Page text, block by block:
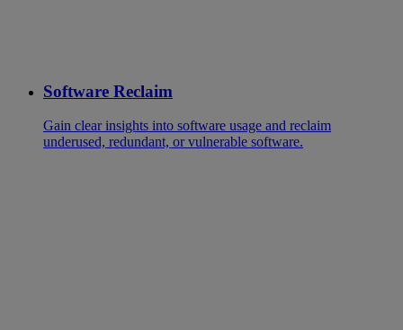
Software Reclaim
Gain clear insights into software usage and reclaim
underused, redundant, or vulnerable software.